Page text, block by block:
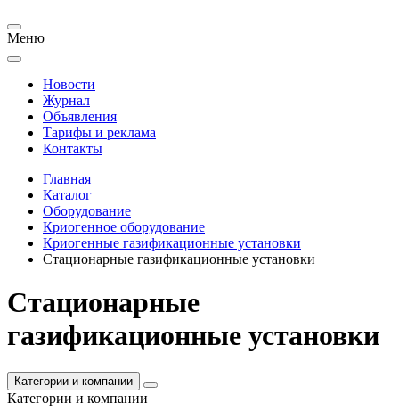
Меню
Новости
Журнал
Объявления
Тарифы и реклама
Контакты
Главная
Каталог
Оборудование
Криогенное оборудование
Криогенные газификационные установки
Стационарные газификационные установки
Стационарные
газификационные установки
Категории и компании
Категории и компании